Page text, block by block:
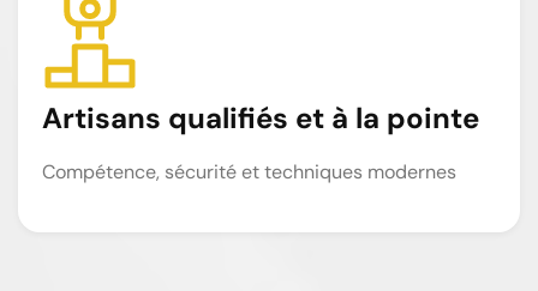
Artisans qualifiés et à la pointe
Compétence, sécurité et techniques modernes